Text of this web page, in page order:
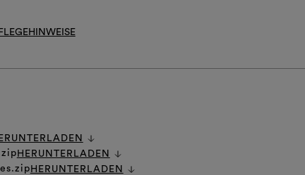
HERUNTERLADEN
HERUNTERLADEN